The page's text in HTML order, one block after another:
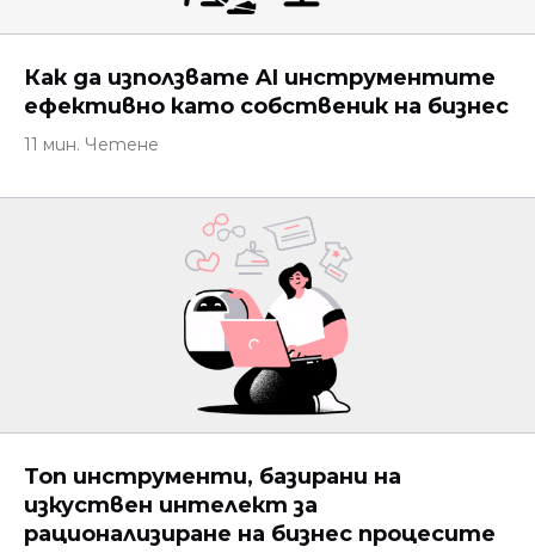
Как да използвате AI инструментите
ефективно като собственик на бизнес
11 мин. Четене
Топ инструменти, базирани на
изкуствен интелект за
рационализиране на бизнес процесите